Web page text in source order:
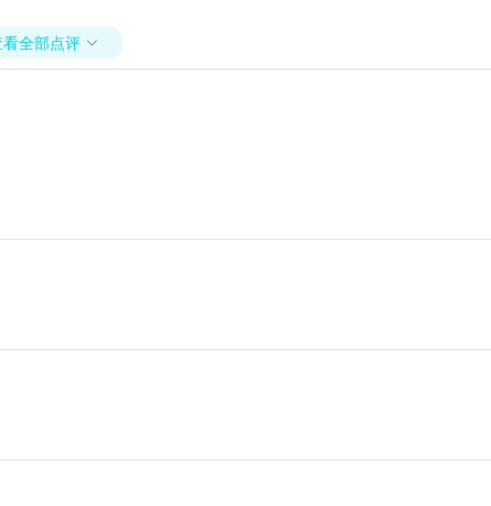
看全部点评 